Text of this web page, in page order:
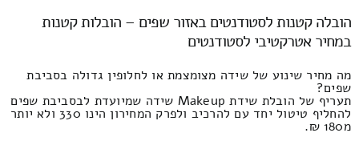
הובלה קטנות לסטודנטים באזור שפים – הובלות קטנות
במחיר אטרקטיבי לסטודנטים
מה מחיר שינוע של שידה מצומצמת או לחלופין גדולה בסביבת
שפים?
תעריף של הובלת שידת Makeup שידה שמיועדת לבסביבת שפים
להחליף טיטול יחד עם להרכיב ולפרק המחירון הינו 330 ולא יותר
מ180 ₪.